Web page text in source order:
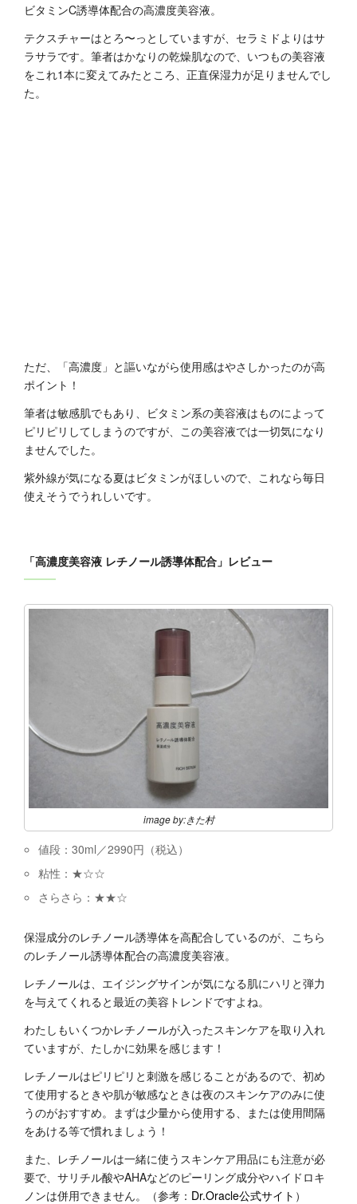
ビタミンC誘導体配合の高濃度美容液。
テクスチャーはとろ〜っとしていますが、セラミドよりはサ
ラサラです。筆者はかなりの乾燥肌なので、いつもの美容液
をこれ1本に変えてみたところ、正直保湿力が足りませんでし
た。
ただ、「高濃度」と謳いながら使用感はやさしかったのが高
ポイント！
筆者は敏感肌でもあり、ビタミン系の美容液はものによって
ピリピリしてしまうのですが、この美容液では一切気になり
ませんでした。
紫外線が気になる夏はビタミンがほしいので、これなら毎日
使えそうでうれしいです。
「高濃度美容液 レチノール誘導体配合」レビュー
image by:きた村
値段：30ml／2990円（税込）
粘性：★☆☆
さらさら：★★☆
保湿成分のレチノール誘導体を高配合しているのが、こちら
のレチノール誘導体配合の高濃度美容液。
レチノールは、エイジングサインが気になる肌にハリと弾力
を与えてくれると最近の美容トレンドですよね。
わたしもいくつかレチノールが入ったスキンケアを取り入れ
ていますが、たしかに効果を感じます！
レチノールはピリピリと刺激を感じることがあるので、初め
て使用するときや肌が敏感なときは夜のスキンケアのみに使
うのがおすすめ。まずは少量から使用する、または使用間隔
をあける等で慣れましょう！
また、レチノールは一緒に使うスキンケア用品にも注意が必
要で、サリチル酸やAHAなどのピーリング成分やハイドロキ
ノンは併用できません。（参考： Dr.Oracle公式サイト ）